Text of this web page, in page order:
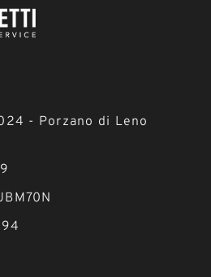
- Porzano di Leno